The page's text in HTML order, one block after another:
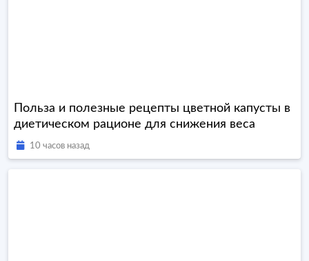
Польза и полезные рецепты цветной капусты в
диетическом рационе для снижения веса
10 часов назад